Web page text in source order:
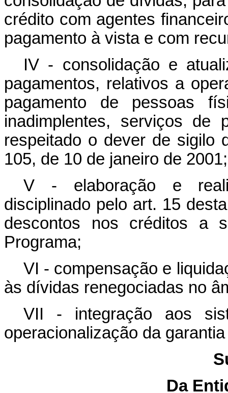
crédito com agentes
pagamento à vista e com
IV - consolidação e
pagamentos, relativos a
pagamento de pessoas
inadimplentes, serviços de
respeitado o dever de sigilo
105, de 10 de janeiro de 2001;
V - elaboração e
disciplinado pelo art. 15
descontos nos créditos a
Programa;
VI - compensação e
às dívidas renegociadas no
VII - integração aos
operacionalização da
Da